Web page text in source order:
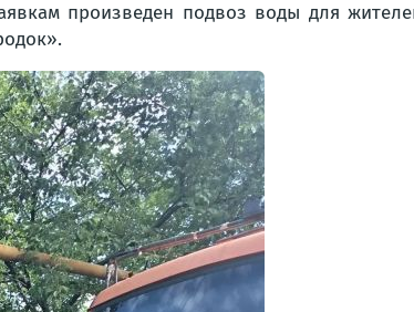
произведен подвоз воды для